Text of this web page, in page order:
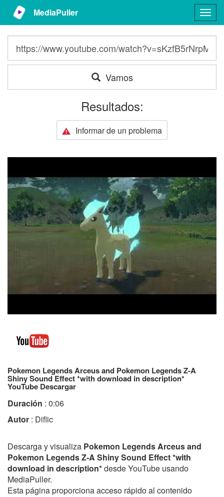
MediaPuller
Vamos
Resultados:
Informar de un problema
Pokemon Legends Arceus and Pokemon Legends Z-A
Shiny Sound Effect *with download in description*
YouTube Descargar
Duración : 0:06
Autor : Diflic
Descarga y visualiza Pokemon Legends Arceus and
Pokemon Legends Z-A Shiny Sound Effect *with
download in description*desde YouTube usando
MediaPuller.
Esta página proporciona acceso rápido al contenido